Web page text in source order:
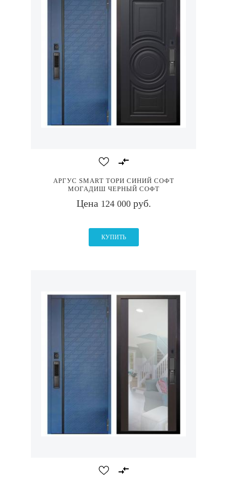
АРГУС SMART ТОРИ СИНИЙ СОФТ
МОГАДИШ ЧЕРНЫЙ СОФТ
Цена124 000 руб.
КУПИТЬ